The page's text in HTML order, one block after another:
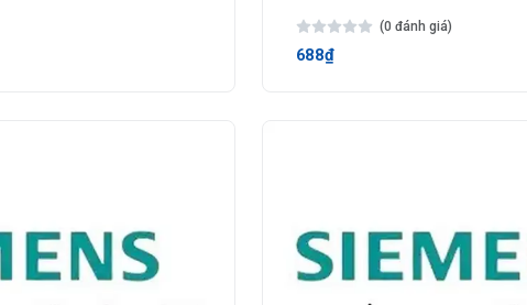
(0 đánh giá)
688₫